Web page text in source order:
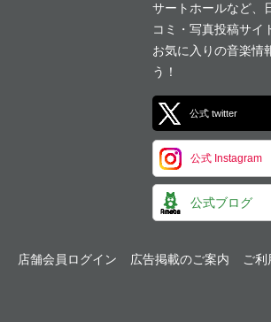
サートホールなど、
コミ・写真投稿サイ
お気に入りの音楽情
う！
公式 twitter
公式 Instagram
公式ブログ
店舗会員ログイン 広告掲載のご案内 ご利